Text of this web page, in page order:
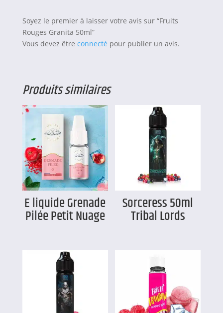
Soyez le premier à laisser votre avis sur “Fruits
Rouges Granita 50ml”
Vous devez être connecté pour publier un avis.
Produits similaires
E liquide Grenade
Pilée Petit Nuage
Sorceress 50ml
Tribal Lords